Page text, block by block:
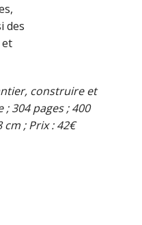
des
et
construire et
; 304 pages ; 400
; Prix : 42€